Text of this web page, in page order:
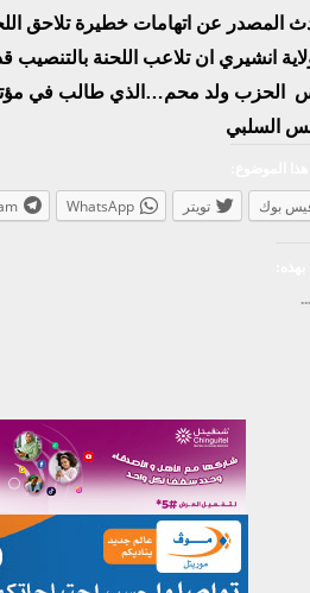
المصدر عن اتهامات خطيرة تلاحق
انشيري ان تلاعب اللحنة
الحزب ولد محم…الذي طالب في
السلبي
بوك تويتر WhatsApp